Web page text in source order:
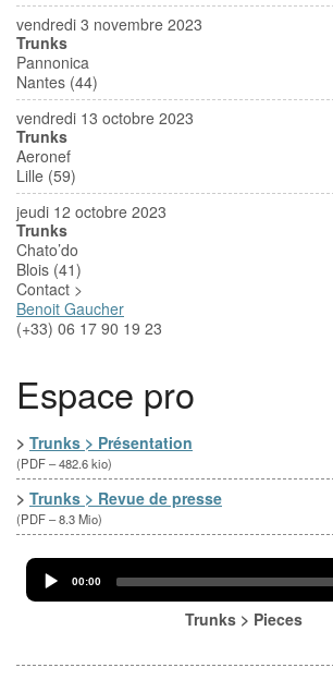
vendredi 3 novembre 2023
Trunks
Pannonica
Nantes (44)
vendredi 13 octobre 2023
Trunks
Aeronef
Lille (59)
jeudi 12 octobre 2023
Trunks
Chato’do
Blois (41)
Contact >
Benoit Gaucher
(+33) 06 17 90 19 23‬
Espace pro
> Trunks > Présentation
(PDF – 482.6 kio)
> Trunks > Revue de presse
(PDF – 8.3 Mio)
Player
Current
00:00
Trunks > Pieces